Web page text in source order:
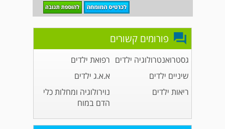
פורומים קשורים
גסטרואנטרולוגיה ילדים רפואת ילדים
שיניים ילדים
א.א.ג ילדים
ריאות ילדים
נוירולוגיה ומחלות כלי
הדם במוח